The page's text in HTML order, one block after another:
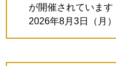
が開催されていま
2026年8月3日（月）